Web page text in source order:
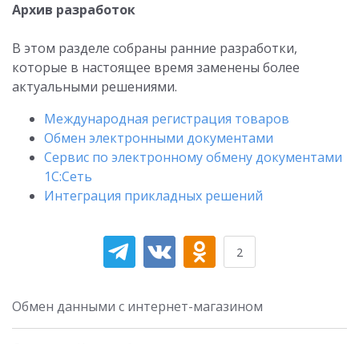
Архив разработок
В этом разделе собраны ранние разработки,
которые в настоящее время заменены более
актуальными решениями.
Международная регистрация товаров
Обмен электронными документами
Сервис по электронному обмену документами
1С:Сеть
Интеграция прикладных решений
2
Обмен данными с интернет-магазином